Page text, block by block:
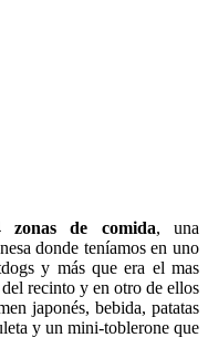
zonas de comida, una
donde teníamos en uno
y más que era el mas
recinto y en otro de ellos
japonés, bebida, patatas
y un mini-toblerone que